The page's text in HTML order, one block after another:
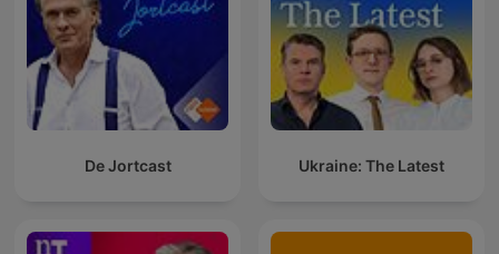
De Jortcast Ukraine: The Latest